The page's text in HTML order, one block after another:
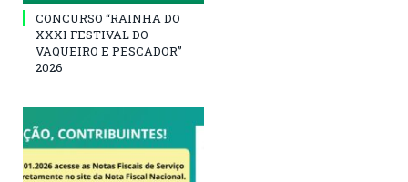
CONCURSO “RAINHA DO
XXXI FESTIVAL DO
VAQUEIRO E PESCADOR”
2026